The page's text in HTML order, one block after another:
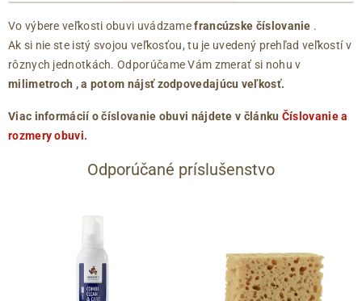
Vo výbere veľkosti obuvi uvádzamefrancúzske číslovanie .
Ak si nie ste istý svojou veľkosťou, tu je uvedený prehľad veľkostí v
rôznych jednotkách. Odporúčame Vám zmerať si nohu v
milimetroch , a potom nájsť zodpovedajúcu veľkosť.
Viac informácií o číslovanie obuvi nájdete v článku Číslovanie a
rozmery obuvi.
Odporúčané príslušenstvo